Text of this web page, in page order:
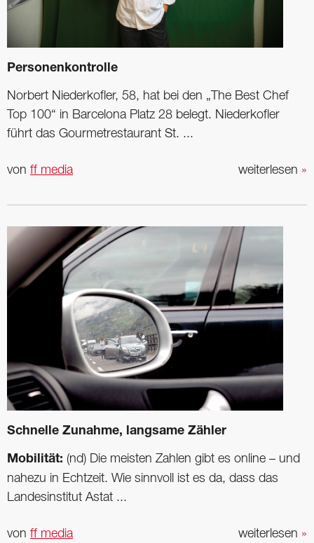
Personenkontrolle
Norbert Niederkofler, 58, hat bei den „The Best Chef
Top 100“ in Barcelona Platz 28 belegt. Niederkofler
führt das Gourmetrestaurant St. ...
weiterlesen »
von ff media
Schnelle Zunahme, langsame Zähler
Mobilität: (nd) Die meisten Zahlen gibt es online – und
nahezu in Echtzeit. Wie sinnvoll ist es da, dass das
Landesinstitut Astat ...
weiterlesen »
von ff media